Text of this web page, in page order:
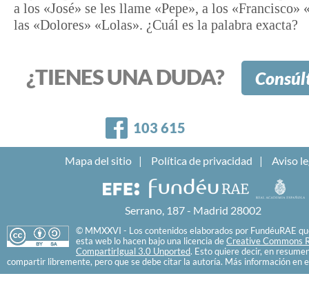
a los «José» se les llame «Pepe», a los «Francisco»
las «Dolores» «Lolas». ¿Cuál es la palabra exacta?
¿TIENES UNA DUDA?
Facebook
103 615
Mapa del sitio Política de privacidad Aviso
Serrano, 187 - Madrid 28002
© MMXXVI - Los contenidos elaborados por FundéuRAE
esta web lo hacen bajo una licencia de Creative Commons
CompartirIgual 3.0 Unported. Esto quiere decir, en
compartir libremente, pero que se debe citar la autoría. Más información en